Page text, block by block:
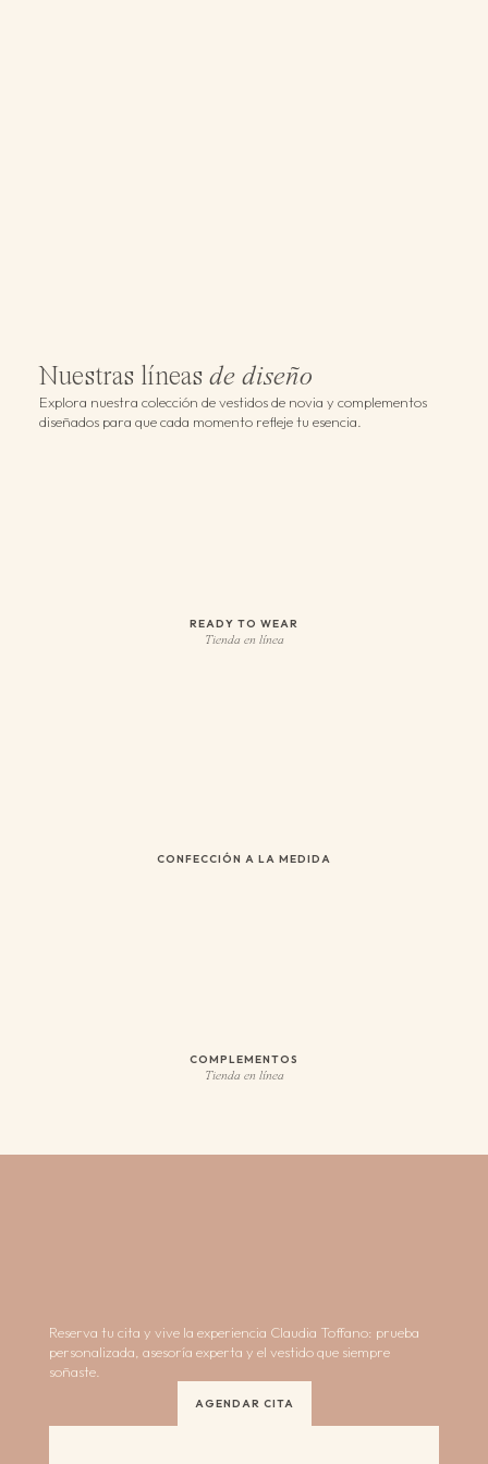
Nuestras líneas de diseño
Explora nuestra colección de vestidos de novia y complementos
diseñados para que cada momento refleje tu esencia.
READY TO WEAR
Tienda en línea
CONFECCIÓN A LA MEDIDA
COMPLEMENTOS
Tienda en línea
Reserva tu cita y vive la experiencia Claudia Toffano: prueba
personalizada, asesoría experta y el vestido que siempre
soñaste.
AGENDAR CITA